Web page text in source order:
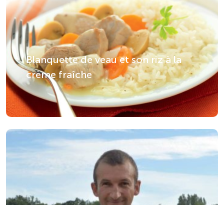
Blanquette de veau et son riz à la
crème fraîche